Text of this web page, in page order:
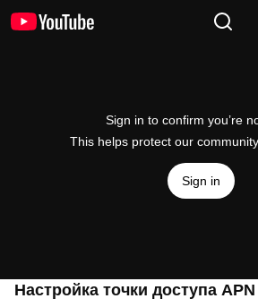
Sign in to confirm you’re
This helps protect our community.
Sign in
Настройка точки доступа